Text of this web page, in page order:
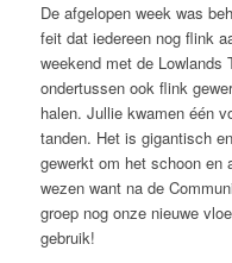
De afgelopen week was
feit dat iedereen nog flink
weekend met de Lowlands
ondertussen ook flink
halen. Jullie kwamen één
tanden. Het is gigantisch
gewerkt om het schoon en
wezen want na de
groep nog onze nieuwe
gebruik!